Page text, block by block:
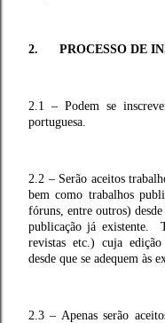
2. PROCESSO DE
2.1 – Podem se
portuguesa.
2.2 – Serão aceitos
bem como trabalhos
fóruns, entre outros)
publicação já existente.
revistas etc.) cuja edição
desde que se adequem às
2.3 – Apenas serão